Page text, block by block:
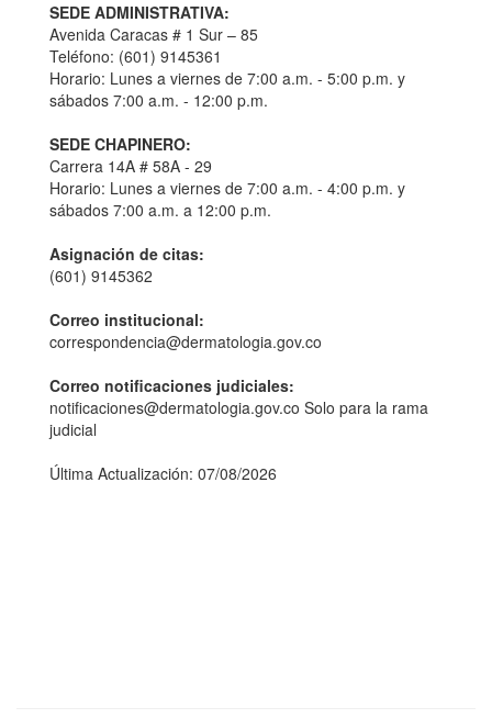
SEDE ADMINISTRATIVA:
Avenida Caracas # 1 Sur – 85
Teléfono: (601) 9145361
Horario: Lunes a viernes de 7:00 a.m. - 5:00 p.m. y
sábados 7:00 a.m. - 12:00 p.m.
SEDE CHAPINERO:
Carrera 14A # 58A - 29
Horario: Lunes a viernes de 7:00 a.m. - 4:00 p.m. y
sábados 7:00 a.m. a 12:00 p.m.
Asignación de citas:
(601) 9145362
Correo institucional:
correspondencia@dermatologia.gov.co
Correo notificaciones judiciales:
notificaciones@dermatologia.gov.co Solo para la rama
judicial
Última Actualización: 07/08/2026